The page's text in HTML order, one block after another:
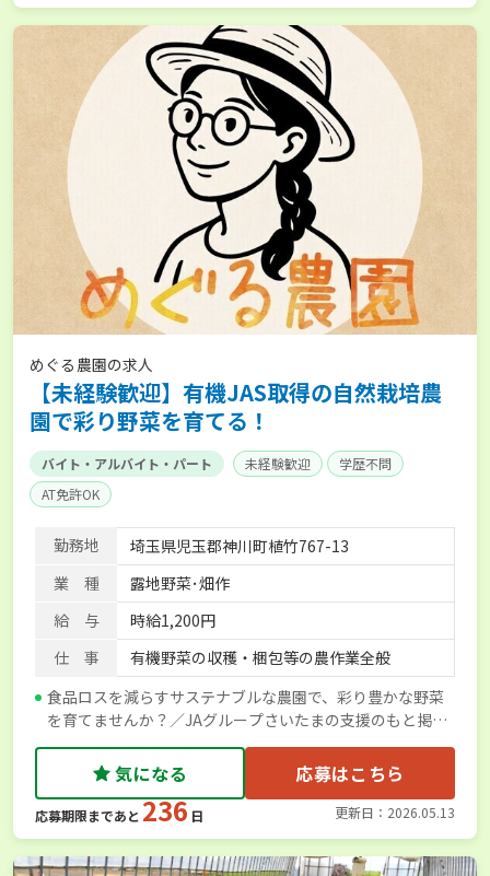
めぐる農園の求人
【未経験歓迎】有機JAS取得の自然栽培農
園で彩り野菜を育てる！
バイト・アルバイト・パート 未経験歓迎
学歴不問
AT免許OK
勤務地
埼玉県児玉郡神川町植竹767-13
業 種
露地野菜･畑作
給 与
時給1,200円
仕 事
有機野菜の収穫・梱包等の農作業全般
食品ロスを減らすサステナブルな農園で、彩り豊かな野菜
を育てませんか？／JAグループさいたまの支援のもと掲載
しています
気になる 応募はこちら
応募期限まであと 236 日 更新日：2026.05.13